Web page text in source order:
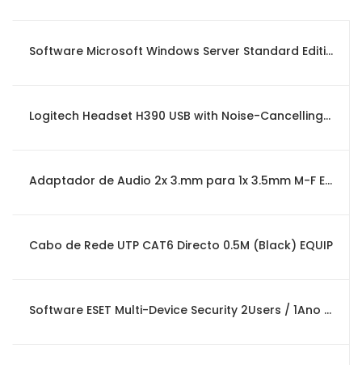
Software Microsoft Windows Server Standard Edition 2022 x64 English 1pk DSP OEI 16 Core
Logitech Headset H390 USB with Noise-Cancelling Mic
Adaptador de Audio 2x 3.mm para 1x 3.5mm M-F EWENT
Cabo de Rede UTP CAT6 Directo 0.5M (Black) EQUIP
Software ESET Multi-Device Security 2Users / 1Ano (Box Version)